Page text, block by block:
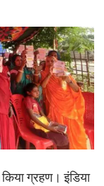
ग्रहण। इंडिया